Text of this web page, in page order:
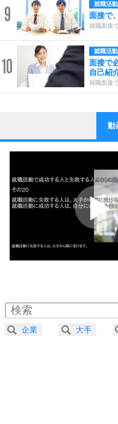
9 就職活動
面接で
就職面接
10
就職活動
面接で
自己紹
就職面接
1
ストレス
他人と
いっそ
いらいら
プラス思
ポジテ
ポジティ
ストレ
人生、
気楽に生
4 器の大
プラス
動
2.0倍速 （299KB 1
2.5倍速 （240KB 1
3.0倍速 （200KB 50
企業 大手